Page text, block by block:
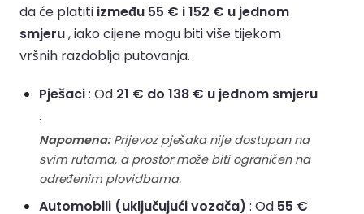
da će platiti između 55 € i 152 € u jednom
smjeru, iako cijene mogu biti više tijekom
vršnih razdoblja putovanja.
Pješaci: Od 21 € do 138 € u jednom smjeru
.
Napomena:Prijevoz pješaka nije dostupan na
svim rutama, a prostor može biti ograničen na
određenim plovidbama.
Automobili (uključujući vozača) : Od 55 €